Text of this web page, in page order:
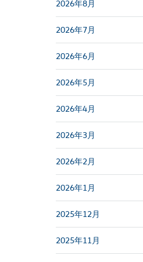
2026年8月
2026年7月
2026年6月
2026年5月
2026年4月
2026年3月
2026年2月
2026年1月
2025年12月
2025年11月